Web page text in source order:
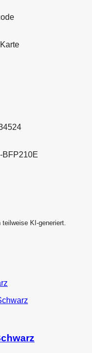
BFP210E
KI-generiert.